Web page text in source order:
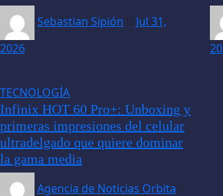
Sebastian Sipión
Jul 31,
2026
TECNOLOGÍA
Infinix HOT 60 Pro+: Unboxing y
primeras impresiones del celular
ultradelgado que quiere dominar
la gama media
Agencia de Noticias Orbita